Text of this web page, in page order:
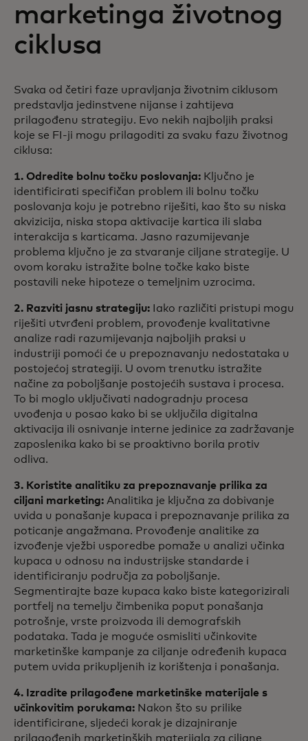
marketinga životnog
ciklusa
Svaka od četiri faze upravljanja životnim ciklusom
predstavlja jedinstvene nijanse i zahtijeva
prilagođenu strategiju. Evo nekih najboljih praksi
koje se FI-ji mogu prilagoditi za svaku fazu životnog
ciklusa:
1. Odredite bolnu točku poslovanja: Ključno je
identificirati specifičan problem ili bolnu točku
poslovanja koju je potrebno riješiti, kao što su niska
akvizicija, niska stopa aktivacije kartica ili slaba
interakcija s karticama. Jasno razumijevanje
problema ključno je za stvaranje ciljane strategije. U
ovom koraku istražite bolne točke kako biste
postavili neke hipoteze o temeljnim uzrocima.
2. Razviti jasnu strategiju: Iako različiti pristupi mogu
riješiti utvrđeni problem, provođenje kvalitativne
analize radi razumijevanja najboljih praksi u
industriji pomoći će u prepoznavanju nedostataka u
postojećoj strategiji. U ovom trenutku istražite
načine za poboljšanje postojećih sustava i procesa.
To bi moglo uključivati nadogradnju procesa
uvođenja u posao kako bi se uključila digitalna
aktivacija ili osnivanje interne jedinice za zadržavanje
zaposlenika kako bi se proaktivno borila protiv
odliva.
3. Koristite analitiku za prepoznavanje prilika za
ciljani marketing: Analitika je ključna za dobivanje
uvida u ponašanje kupaca i prepoznavanje prilika za
poticanje angažmana. Provođenje analitike za
izvođenje vježbi usporedbe pomaže u analizi učinka
kupaca u odnosu na industrijske standarde i
identificiranju područja za poboljšanje.
Segmentirajte baze kupaca kako biste kategorizirali
portfelj na temelju čimbenika poput ponašanja
potrošnje, vrste proizvoda ili demografskih
podataka. Tada je moguće osmisliti učinkovite
marketinške kampanje za ciljanje određenih kupaca
putem uvida prikupljenih iz korištenja i ponašanja.
4. Izradite prilagođene marketinške materijale s
učinkovitim porukama: Nakon što su prilike
identificirane, sljedeći korak je dizajniranje
prilagođenih marketinških materijala za ciljane